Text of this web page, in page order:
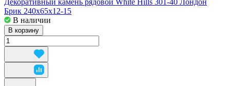
Брик 240x65x12-15
В наличии
В корзину